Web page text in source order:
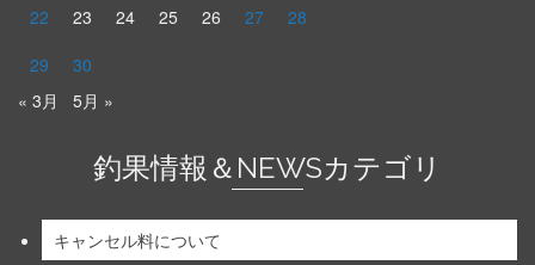
22
23 24 25 26 27
28
29
30
« 3月
5月 »
釣果情報＆NEWSカテゴリ
キャンセル料について